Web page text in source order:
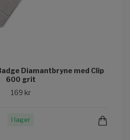
Diamantbryne med Clip
600 grit
169 kr
I lager